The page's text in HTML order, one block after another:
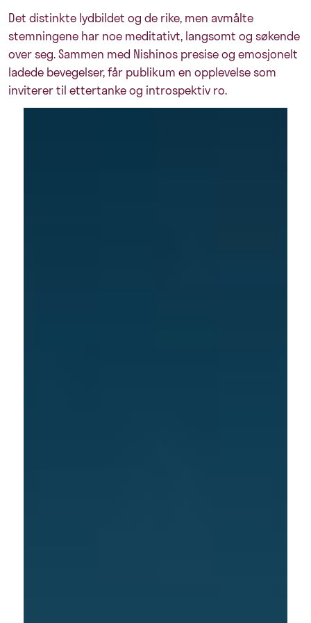
Det distinkte lydbildet og de rike, men avmålte
stemningene har noe meditativt, langsomt og søkende
over seg. Sammen med Nishinos presise og emosjonelt
ladede bevegelser, får publikum en opplevelse som
inviterer til ettertanke og introspektiv ro.